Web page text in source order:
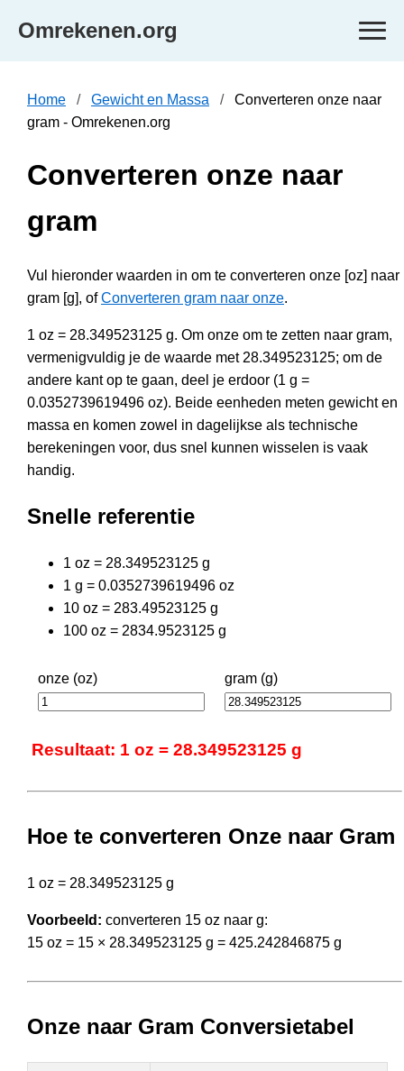
Omrekenen.org
Home Gewicht en Massa
Converteren onze naar
gram - Omrekenen.org
Converteren onze naar
gram
Vul hieronder waarden in om te converteren onze [oz] naar
gram [g], ofConverteren gram naar onze.
1 oz = 28.349523125 g. Om onze om te zetten naar gram,
vermenigvuldig je de waarde met 28.349523125; om de
andere kant op te gaan, deel je erdoor (1 g =
0.0352739619496 oz). Beide eenheden meten gewicht en
massa en komen zowel in dagelijkse als technische
berekeningen voor, dus snel kunnen wisselen is vaak
handig.
Snelle referentie
1 oz = 28.349523125 g
1 g = 0.0352739619496 oz
10 oz = 283.49523125 g
100 oz = 2834.9523125 g
onze (oz) gram (g)
Resultaat: 1 oz = 28.349523125 g
Hoe te converteren Onze naar Gram
1 oz = 28.349523125 g
Voorbeeld: converteren 15 oz naar g:
15 oz = 15 × 28.349523125 g = 425.242846875 g
Onze naar Gram Conversietabel